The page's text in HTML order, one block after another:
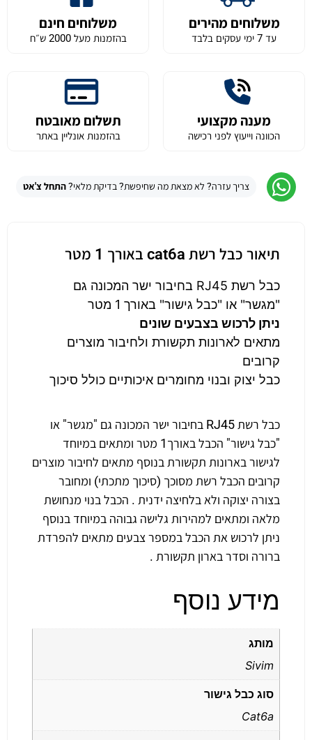
משלוחים מהירים
עד 7 ימי עסקים בלבד
משלוחים חינם
בהזמנות מעל 2000 ש״ח
מענה מקצועי
הכוונה וייעוץ לפני רכישה
תשלום מאובטח
בהזמנות אונליין באתר
צריך עזרה? לא מצאת מה שחיפשת? בדיקת מלאי?התחל צ'אט
תיאור כבל רשת cat6a באורך 1 מטר
כבל רשת RJ45 בחיבור ישר המכונה גם
"מגשר" או "כבל גישור" באורך 1 מטר
ניתן לרכוש בצבעים שונים
מתאים לארונות תקשורת ולחיבור מוצרים
קרובים
כבל יצוק ובנוי מחומרים איכותיים כולל סיכוך
כבל רשת RJ45 בחיבור ישר המכונה גם "מגשר" או
"כבל גישור" הכבל באורך1 מטר ומתאים במיוחד
לגישור בארונות תקשורת בנוסף מתאים לחיבור מוצרים
קרובים הכבל רשת מסוכך (סיכוך מתכתי) ומחובר
בצורה יצוקה ולא בלחיצה ידנית . הכבל בנוי מנחושת
מלאה ומתאים למהירות גלישה גבוהה במיוחד בנוסף
ניתן לרכוש את הכבל במספר צבעים מתאים להפרדת
ברורה וסדר בארון תקשורת .
מידע נוסף
מותג
Sivim
סוג כבל גישור
Cat6a